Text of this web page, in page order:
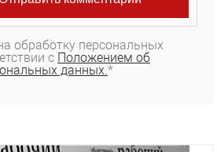
обработку персональных
с Положением об
данных.*